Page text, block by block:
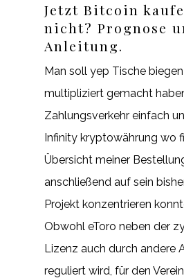
Jetzt Bitcoin
nicht? Prognose
Anleitung.
Man soll yep Tische
multipliziert gemacht
Zahlungsverkehr einfach
Infinity kryptowährung wo
Übersicht meiner
anschließend auf sein
Projekt konzentrieren
Obwohl eToro neben der
Lizenz auch durch andere
reguliert wird, für den